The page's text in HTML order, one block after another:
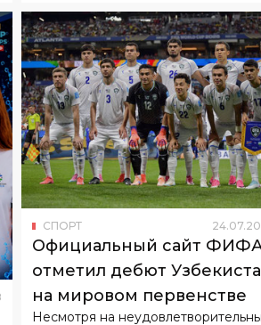
СПОРТ 24.07.
Официальный сайт
отметил дебют
на мировом первенстве
Несмотря на
результаты, ФИФА выделила и
положительные моменты
команды.